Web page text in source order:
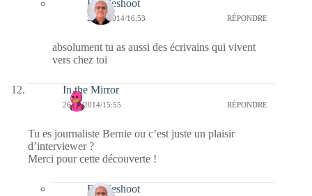
Bernieshoot
27/10/2014/16:53 RÉPONDRE
absolument tu as aussi des écrivains qui vivent
vers chez toi
In the Mirror
26/10/2014/15:55 RÉPONDRE
Tu es journaliste Bernie ou c’est juste un plaisir
d’interviewer ?
Merci pour cette découverte !
Bernieshoot